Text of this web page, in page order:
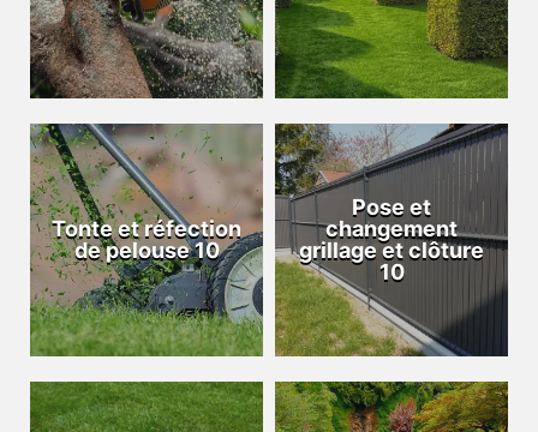
Tonte et réfection
de pelouse 10
Pose et
changement
grillage et clôture
10